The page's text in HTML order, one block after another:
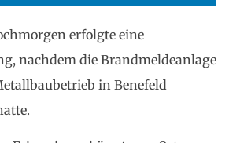
erfolgte eine
nachdem die Brandmeldeanlage
in Benefeld